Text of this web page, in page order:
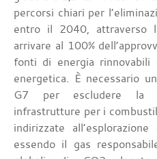
percorsi chiari per
entro il 2040, attraverso
arrivare al 100%
fonti di energia
energetica. È necessario
G7 per escludere la
infrastrutture per i
indirizzate
essendo il gas